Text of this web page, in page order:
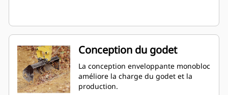
Conception du godet
La conception enveloppante monobloc
améliore la charge du godet et la
production.